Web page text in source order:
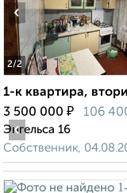
2/2
‹
1-к квартира,
3 500 000 ₽ 106
Энгельса 16
Собственник,
‹